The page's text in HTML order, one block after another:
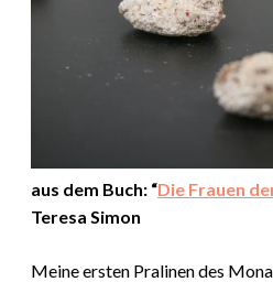
aus dem Buch: “Die Frauen
Teresa Simon
Meine ersten Pralinen des